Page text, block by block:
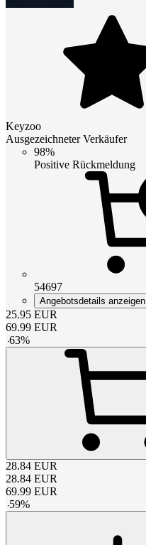
Keyzoo
Ausgezeichneter Verkäufer
98%
Positive Rückmeldung
54697
Angebotsdetails anzeigen
25.95 EUR
69.99 EUR
-63%
28.84 EUR
28.84 EUR
69.99 EUR
-59%